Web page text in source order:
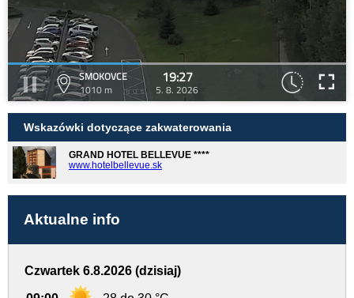
SMOKOVCE
1010 m
19:27
5. 8. 2026
Wskazówki dotyczące zakwaterowania
GRAND HOTEL BELLEVUE ****
www.hotelbellevue.sk
Aktualne info
Czwartek 6.8.2026 (dzisiaj)